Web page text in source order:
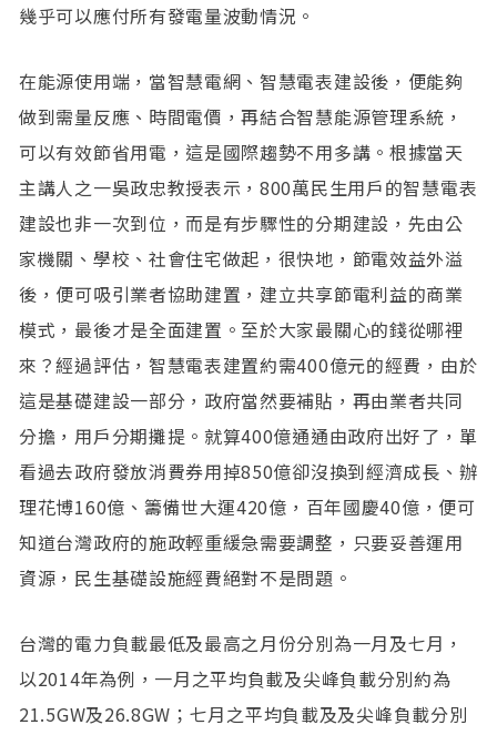
幾乎可以應付所有發電量波動情況。
在能源使用端，當智慧電網、智慧電表建設後，便能夠
做到需量反應、時間電價，再結合智慧能源管理系統，
可以有效節省用電，這是國際趨勢不用多講。根據當天
主講人之一吳政忠教授表示，800萬民生用戶的智慧電表
建設也非一次到位，而是有步驟性的分期建設，先由公
家機關、學校、社會住宅做起，很快地，節電效益外溢
後，便可吸引業者協助建置，建立共享節電利益的商業
模式，最後才是全面建置。至於大家最關心的錢從哪裡
來？經過評估，智慧電表建置約需400億元的經費，由於
這是基礎建設一部分，政府當然要補貼，再由業者共同
分擔，用戶分期攤提。就算400億通通由政府出好了，單
看過去政府發放消費券用掉850億卻沒換到經濟成長、辦
理花博160億、籌備世大運420億，百年國慶40億，便可
知道台灣政府的施政輕重緩急需要調整，只要妥善運用
資源，民生基礎設施經費絕對不是問題。
台灣的電力負載最低及最高之月份分別為一月及七月，
以2014年為例，一月之平均負載及尖峰負載分別約為
21.5GW及26.8GW；七月之平均負載及及尖峰負載分別